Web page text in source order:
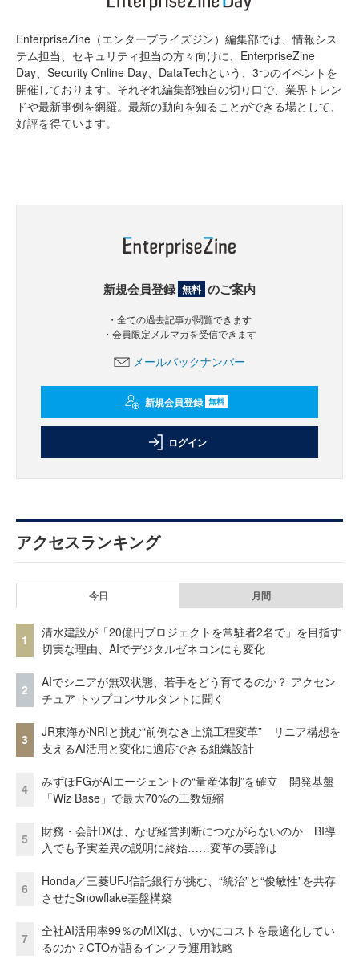
EnterpriseZine（エンタープライズジン）編集部では、情報シス
テム担当、セキュリティ担当の方々向けに、EnterpriseZine
Day、Security Online Day、DataTechという、3つのイベントを
開催しております。それぞれ編集部独自の切り口で、業界トレン
ドや最新事例を網羅。最新の動向を知ることができる場として、
好評を得ています。
新規会員登録 無料 のご案内
・全ての過去記事が閲覧できます
・会員限定メルマガを受信できます
メールバックナンバー
新規会員登録 無料
ログイン
アクセスランキング
今日 月間
1
清水建設が「20億円プロジェクトを常駐者2名で」を目指す
切実な理由、AIでデジタルゼネコンにも変化
2
AIでシニアが無双状態、若手をどう育てるのか？ アクセン
チュア トップコンサルタントに聞く
3
JR東海がNRIと挑む“前例なき上流工程変革” リニア構想を
支えるAI活用と変化に適応できる組織設計
4
みずほFGがAIエージェントの“量産体制”を確立 開発基盤
「Wiz Base」で最大70%の工数短縮
5
財務・会計DXは、なぜ経営判断につながらないのか BI導
入でも予実差異の説明に終始……変革の要諦は
6
Honda／三菱UFJ信託銀行が挑む、“統治”と“俊敏性”を共存
させたSnowflake基盤構築
7
全社AI活用率99％のMIXIは、いかにコストを最適化してい
るのか？CTOが語るインフラ運用戦略